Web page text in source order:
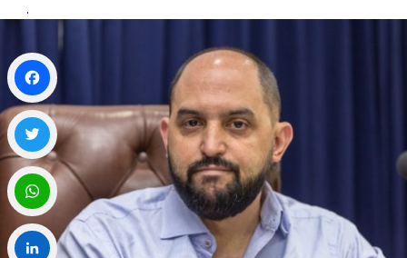
Facebook
Twitter
WhatsApp